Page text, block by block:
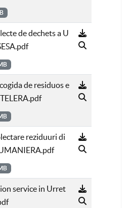
de dechets a U
de residuos e
reziduuri di
service in Urret